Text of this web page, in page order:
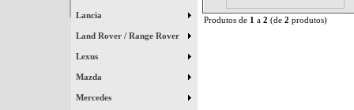
Lancia
Land Rover / Range Rover
Lexus
Mazda
Mercedes
Produtos de 1 a 2 (de 2 produtos)